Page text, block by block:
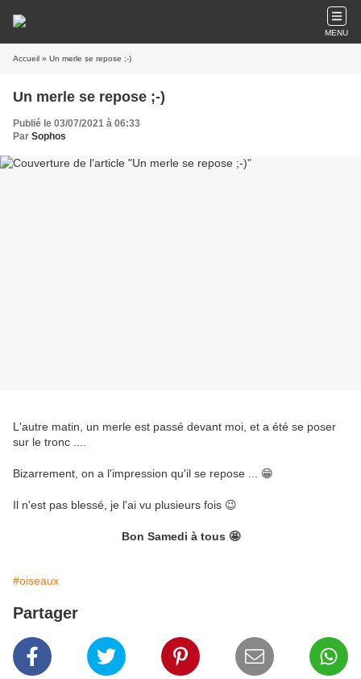
MENU
Accueil » Un merle se repose ;-)
Un merle se repose ;-)
Publié le 03/07/2021 à 06:33
Par Sophos
L'autre matin, un merle est passé devant moi, et a été se poser
sur le tronc ....
Bizarrement, on a l'impression qu'il se repose ... 😁
Il n'est pas blessé, je l'ai vu plusieurs fois 😉
Bon Samedi à tous 🤩
#oiseaux
Partager